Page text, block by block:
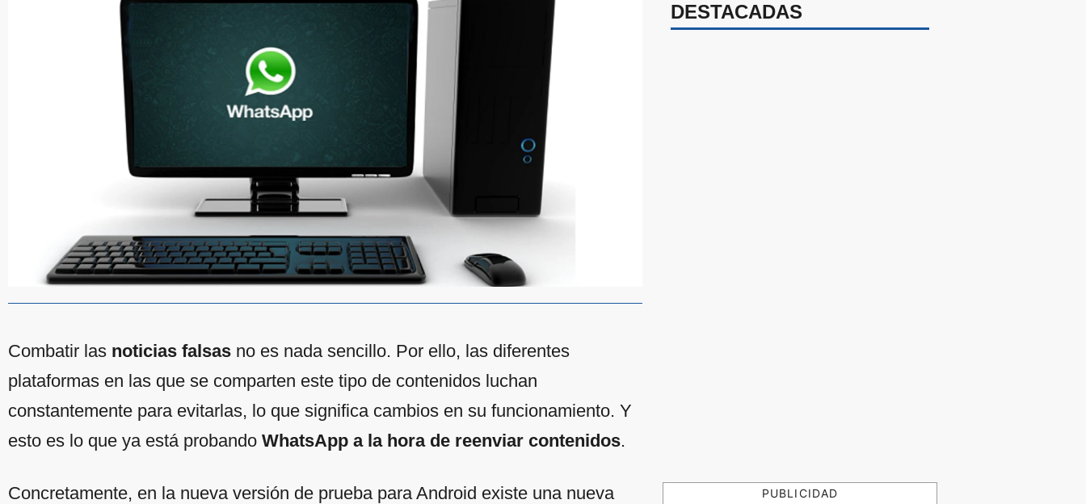
Combatir las noticias falsas no es nada sencillo. Por ello, las diferentes
plataformas en las que se comparten este tipo de contenidos luchan
constantemente para evitarlas, lo que significa cambios en su funcionamiento. Y
esto es lo que ya está probando WhatsApp a la hora de reenviar contenidos.
Concretamente, en la nueva versión de prueba para Android existe una nueva
DESTACADAS
PUBLICIDAD